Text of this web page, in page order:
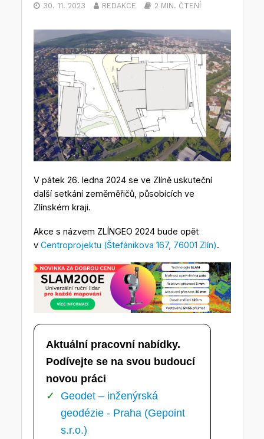
30. 11. 2023 REDAKCE 2 MIN. ČTENÍ
V pátek 26. ledna 2024 se ve Zlíně uskuteční
další setkání zeměměřičů, působících ve
Zlínském kraji.
Akce s názvem ZLÍNGEO 2024 bude opět
v Centroprojektu (Štefánikova 167, 76001 Zlín).
Aktuální pracovní nabídky.
Podívejte se na svou budoucí
novou práci
Geodet – inženýrská
geodézie - Praha (Gepoint
s.r.o.)